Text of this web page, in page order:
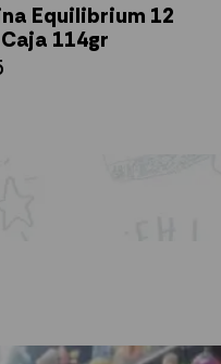
Equilibrium 12
114gr